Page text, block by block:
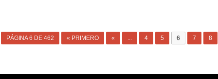
PÁGINA 6 DE 462 « PRIMERO « 4 5 6 7 8